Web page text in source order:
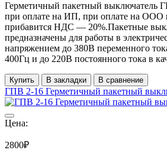
Герметичный пакетный выключатель
при оплате на ИП, при оплате на ООО
прибавится НДС ― 20%.Пакетные
предназначены для работы в
напряжением до 380В переменного
400Гц и до 220В постоянного тока в
Купить В закладки В сравнение
ГПВ 2-16 Герметичный пакетный
Цена:
2800₽